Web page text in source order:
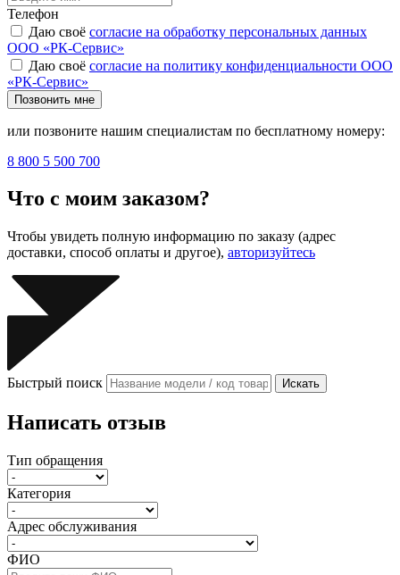
Телефон
Даю своё согласие на обработку персональных данных
ООО «РК-Сервис»
Даю своё согласие на политику конфиденциальности ООО
«РК-Сервис»
Позвонить мне
или позвоните нашим специалистам по бесплатному номеру:
8 800 5 500 700
Что с моим заказом?
Чтобы увидеть полную информацию по заказу (адрес
доставки, способ оплаты и другое), авторизуйтесь
Быстрый поиск Искать
Написать отзыв
Тип обращения
Категория
Адрес обслуживания
ФИО